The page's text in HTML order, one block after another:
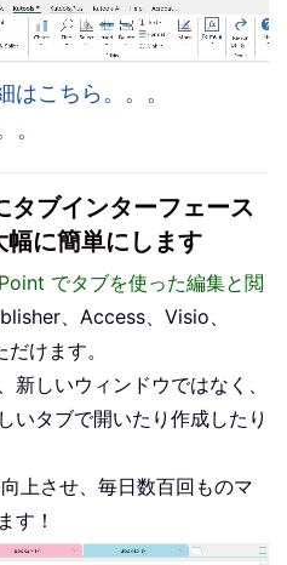
こちら。。。
。
ブインターフェース
に簡単にします
でタブを使った編集と閲
、Access、Visio、
けます。
新しいウィンドウではなく、
いタブで開いたり作成したり
上させ、毎日数百回ものマ
す！